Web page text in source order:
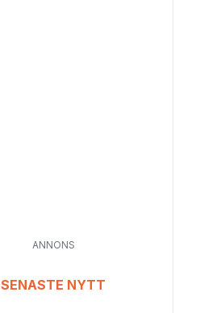
ANNONS
SENASTE NYTT